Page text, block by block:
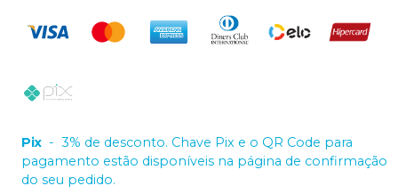
Pix - 3% de desconto. Chave Pix e o QR Code para
pagamento estão disponíveis na página de confirmação
do seu pedido.